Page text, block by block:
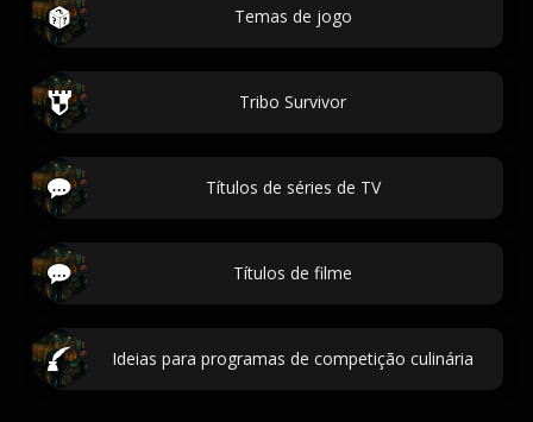
Temas de jogo
Tribo Survivor
Títulos de séries de TV
Títulos de filme
Ideias para programas de competição culinária